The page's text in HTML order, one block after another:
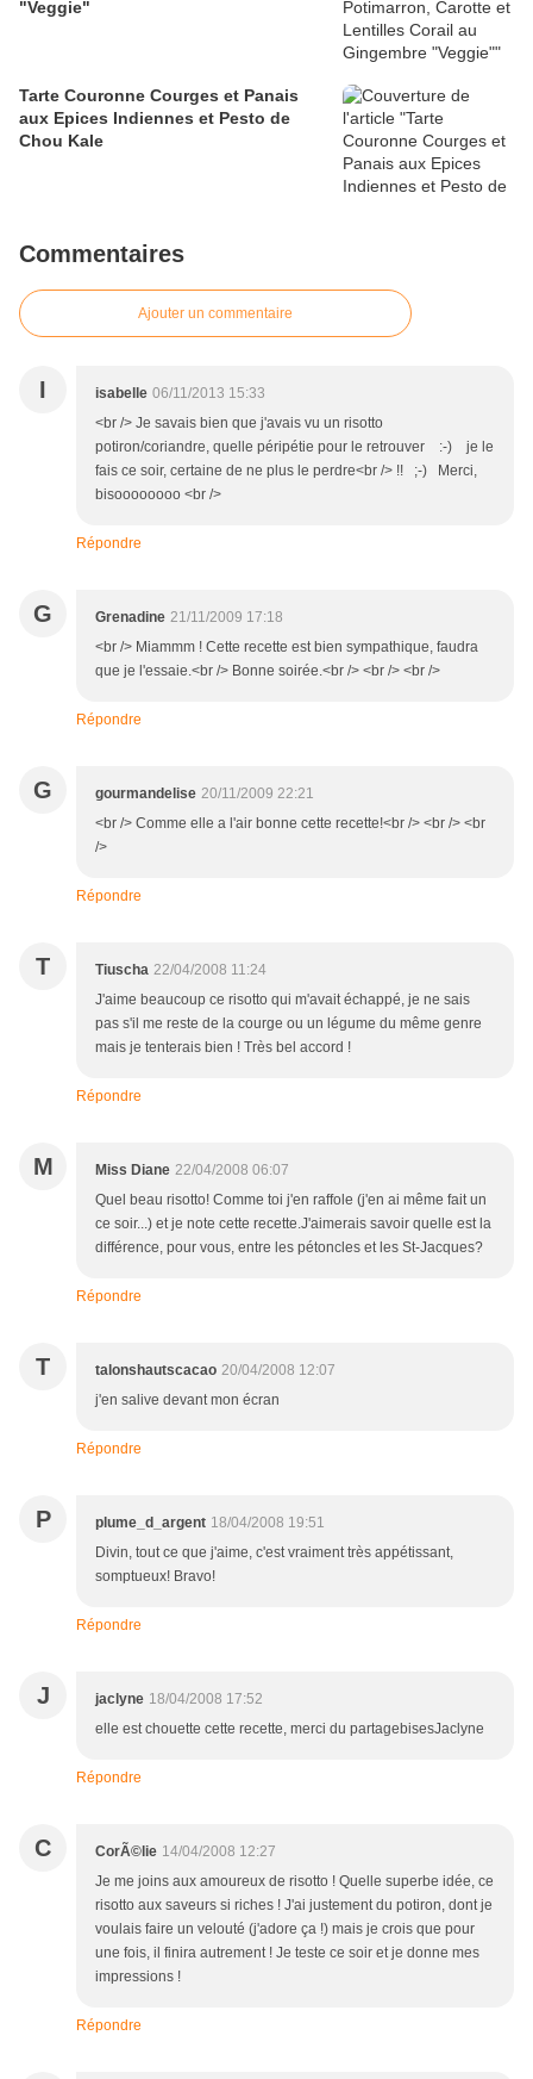
"Veggie"
Tarte Couronne Courges et Panais
aux Epices Indiennes et Pesto de
Chou Kale
Commentaires
Ajouter un commentaire
I isabelle 06/11/2013 15:33
<br /> Je savais bien que j'avais vu un risotto
potiron/coriandre, quelle péripétie pour le retrouver :-) je le
fais ce soir, certaine de ne plus le perdre<br /> !! ;-) Merci,
bisoooooooo <br />
Répondre
G Grenadine 21/11/2009 17:18
<br /> Miammm ! Cette recette est bien sympathique, faudra
que je l'essaie.<br /> Bonne soirée.<br /> <br /> <br />
Répondre
G gourmandelise 20/11/2009 22:21
<br /> Comme elle a l'air bonne cette recette!<br /> <br /> <br
/>
Répondre
T Tiuscha 22/04/2008 11:24
J'aime beaucoup ce risotto qui m'avait échappé, je ne sais
pas s'il me reste de la courge ou un légume du même genre
mais je tenterais bien ! Très bel accord !
Répondre
M Miss Diane 22/04/2008 06:07
Quel beau risotto! Comme toi j'en raffole (j'en ai même fait un
ce soir...) et je note cette recette.J'aimerais savoir quelle est la
différence, pour vous, entre les pétoncles et les St-Jacques?
Répondre
T talonshautscacao 20/04/2008 12:07
j'en salive devant mon écran
Répondre
P plume_d_argent 18/04/2008 19:51
Divin, tout ce que j'aime, c'est vraiment très appétissant,
somptueux! Bravo!
Répondre
J jaclyne 18/04/2008 17:52
elle est chouette cette recette, merci du partagebisesJaclyne
Répondre
C CorÃ©lie 14/04/2008 12:27
Je me joins aux amoureux de risotto ! Quelle superbe idée, ce
risotto aux saveurs si riches ! J'ai justement du potiron, dont je
voulais faire un velouté (j'adore ça !) mais je crois que pour
une fois, il finira autrement ! Je teste ce soir et je donne mes
impressions !
Répondre